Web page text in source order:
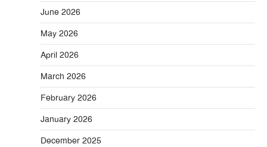
June 2026
May 2026
April 2026
March 2026
February 2026
January 2026
December 2025